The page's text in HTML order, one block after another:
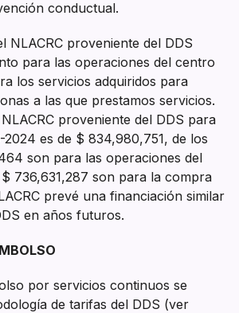
conductual.
NLACRC proveniente del DDS
para las operaciones del centro
los servicios adquiridos para
a las que prestamos servicios.
proveniente del DDS para
es de $ 834,980,751, de los
son para las operaciones del
736,631,287 son para la compra
prevé una financiación similar
en años futuros.
por servicios continuos se
de tarifas del DDS (ver